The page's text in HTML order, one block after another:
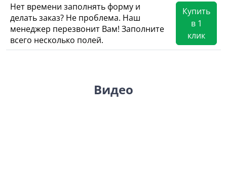
Нет времени заполнять форму и
делать заказ? Не проблема. Наш
менеджер перезвонит Вам! Заполните
всего несколько полей.
Купить
в 1
клик
Видео